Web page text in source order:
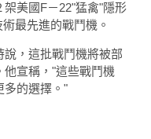
美國F－22"猛禽"隱形
最先進的戰鬥機。
，這批戰鬥機將被部
宣稱，"這些戰鬥機
多的選擇。"